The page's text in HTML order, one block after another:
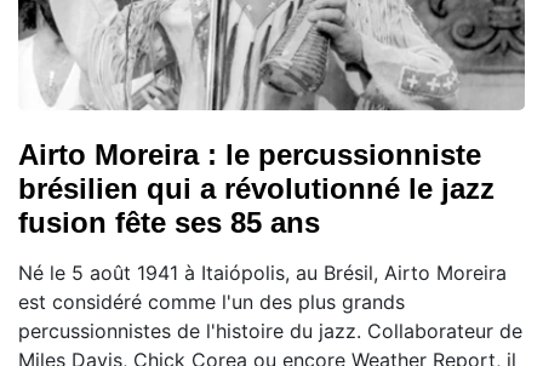
Airto Moreira : le percussionniste
brésilien qui a révolutionné le jazz
fusion fête ses 85 ans
Né le 5 août 1941 à Itaiópolis, au Brésil, Airto Moreira
est considéré comme l'un des plus grands
percussionnistes de l'histoire du jazz. Collaborateur de
Miles Davis, Chick Corea ou encore Weather Report, il